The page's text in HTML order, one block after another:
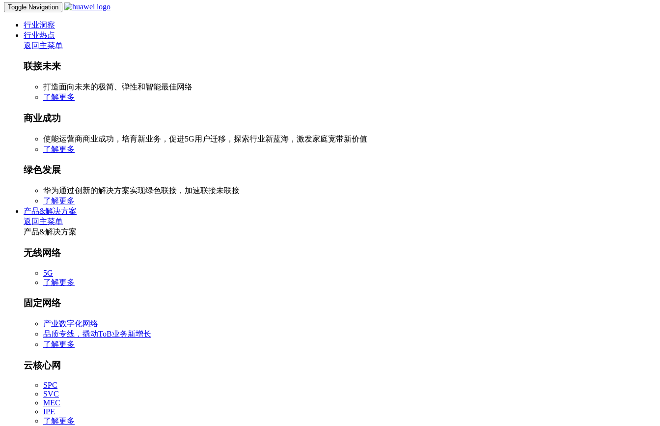
Toggle Navigation
行业洞察
行业热点
返回主菜单
联接未来
打造面向未来的极简、弹性和智能最佳网络
了解更多
商业成功
使能运营商商业成功，培育新业务，促进5G用户迁移，探索行业新蓝海，激发家庭宽带新价值
了解更多
绿色发展
华为通过创新的解决方案实现绿色联接，加速联接未联接
了解更多
产品&解决方案
返回主菜单
产品&解决方案
无线网络
5G
了解更多
固定网络
产业数字化网络
品质专线，撬动ToB业务新增长
了解更多
云核心网
SPC
SVC
MEC
IPE
了解更多